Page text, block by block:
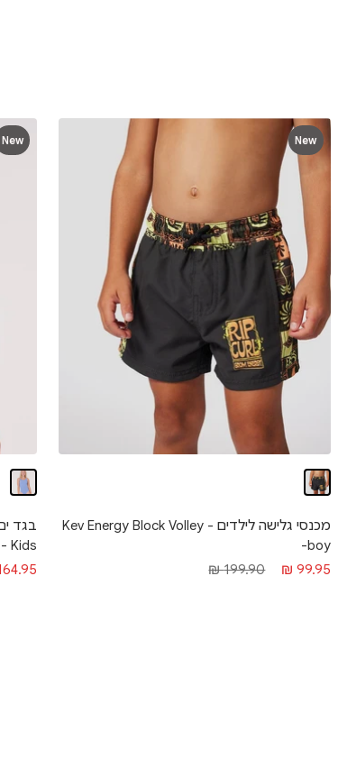
New
מכנסי גלישה לילדים - Kev Energy Block Volley
-boy
מחיר
99.95 ₪
מחיר
199.90 ₪
New
- Kids
מחיר
₪